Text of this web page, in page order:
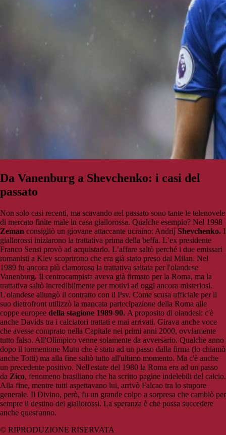
Da Vanenburg a Shevchenko: i casi del
passato
Non solo casi recenti, ma scavando nel passato sono tante le telenovele
di mercato finite male in casa giallorossa. Qualche esempio? Nel 1998
Zeman consigliò un giovane attaccante ucraino: Andrij Shevchenko. I
giallorossi iniziarono la trattativa prima della beffa. L’ex presidente
Franco Sensi provò ad acquistarlo. L’affare saltò perché i due emissari
romanisti a Kiev scoprirono che era già stato preso dal Milan. Nel
1989 fu ancora più clamorosa la trattativa saltata per l'olandese
Vanenburg. Il centrocampista aveva già firmato per la Roma, ma la
trattativa saltò incredibilmente per motivi ad oggi ancora misteriosi.
L'olandese allungò il contratto con il Psv. Come scusa ufficiale per il
suo dietrofront utilizzò la mancata partecipazione della Roma alle
coppe europee della stagione 1989-90. A proposito di olandesi: c'è
anche Davids tra i calciatori trattati e mai arrivati. Girava anche voce
che avesse comprato nella Capitale nei primi anni 2000, ovviamente
tutto falso. All'Olimpico venne solamente da avversario. Qualche anno
dopo il tormentone Mutu che è stato ad un passo dalla firma (lo chiamò
anche Totti) ma alla fine saltò tutto all'ultimo momento. Ma c'è anche
un precedente positivo. Nell'estate del 1980 la Roma era ad un passo
da Zico, fenomeno brasiliano che ha scritto pagine indelebili del calcio.
Alla fine, mentre tutti aspettavano lui, arrivò Falcao tra lo stupore
generale. Il Divino, però, fu un grande colpo a sorpresa che cambiò per
sempre il destino dei giallorossi. La speranza è che possa succedere
anche quest'anno.
© RIPRODUZIONE RISERVATA